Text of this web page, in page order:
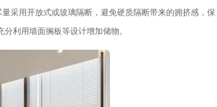
用开放式或玻璃隔断，避免硬质隔断带来的拥挤感，保
利用墙面搁板等设计增加储物。